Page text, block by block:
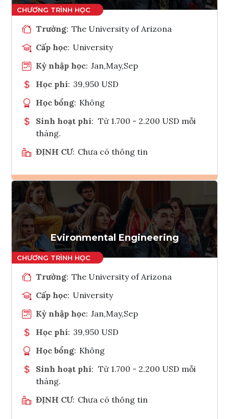
Trường: The University of Arizona
Cấp học: University
Kỳ nhập học: Jan,May,Sep
Học phí: 39,950 USD
Học bổng: Không
Sinh hoạt phí: Từ 1.700 - 2.200 USD mỗi
tháng.
ĐỊNH CƯ: Chưa có thông tin
Ghi danh
Tham vấn Interlink
Evironmental Engineering
Trường: The University of Arizona
Cấp học: University
Kỳ nhập học: Jan,May,Sep
Học phí: 39,950 USD
Học bổng: Không
Sinh hoạt phí: Từ 1.700 - 2.200 USD mỗi
tháng.
ĐỊNH CƯ: Chưa có thông tin